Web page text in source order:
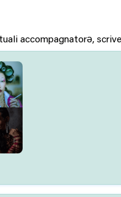
accompagnatorə,